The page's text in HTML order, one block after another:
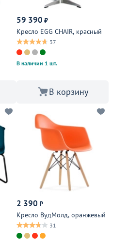
59 390 ₽
Кресло EGG CHAIR, красный
37
В наличии 1 шт.
В корзину
2 390 ₽
Кресло ВудМолд, оранжевый
31